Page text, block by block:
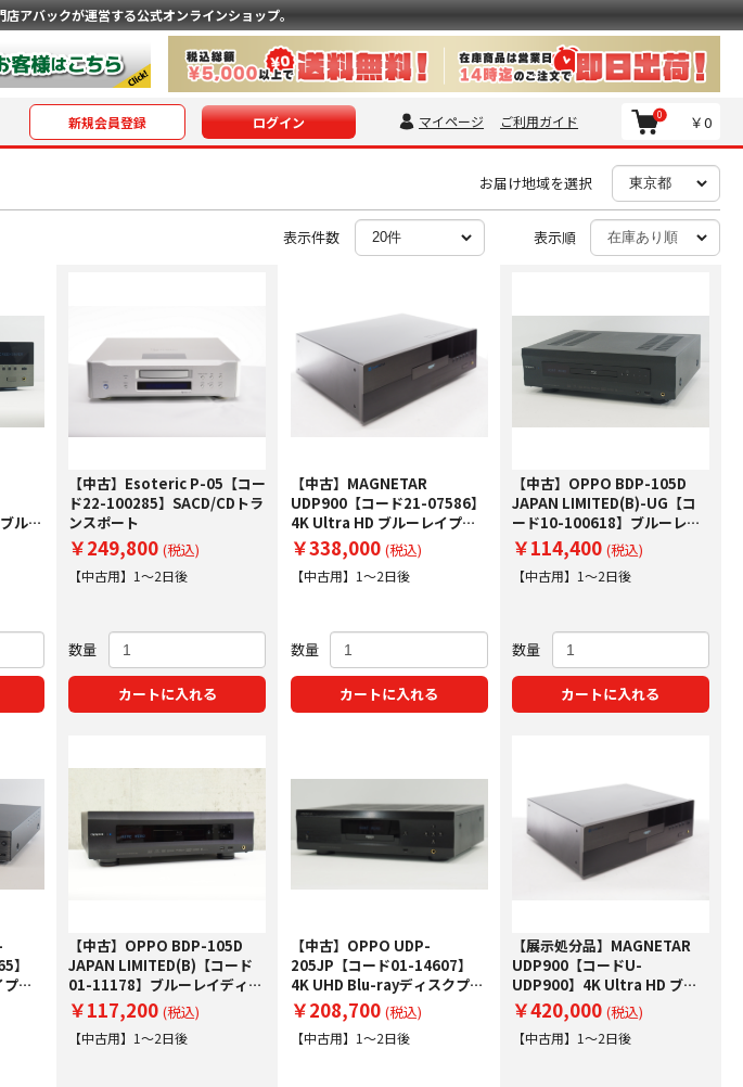
店アバックが運営する公式オンラインショップ。
新規会員登録 ログイン マイページ ご利用ガイド ￥0
0
お届け地域を選択
表示件数 表示順
ルー
【中古】Esoteric P-05【コー
ド22-100285】SACD/CDトラ
ンスポート
￥249,800(税込)
【中古用】1～2日後
数量
カートに入れる
【中古】MAGNETAR
UDP900【コード21-07586】
4K Ultra HD ブルーレイプレ
ーヤー
￥338,000 (税込)
【中古用】1～2日後
数量
カートに入れる
【中古】OPPO BDP-105D
JAPAN LIMITED(B)-UG【コ
ード10-100618】ブルーレイ
ディスクプレーヤー
￥114,400 (税込)
【中古用】1～2日後
数量
カートに入れる
】
レ
【中古】OPPO BDP-105D
JAPAN LIMITED(B)【コード
01-11178】ブルーレイディス
クプレーヤー
￥117,200(税込)
【中古用】1～2日後
【中古】OPPO UDP-
205JP【コード01-14607】
4K UHD Blu-rayディスクプレ
ーヤー
￥208,700 (税込)
【中古用】1～2日後
【展示処分品】MAGNETAR
UDP900【コードU-
UDP900】4K Ultra HD ブル
ーレイプレーヤー
￥420,000 (税込)
【中古用】1～2日後